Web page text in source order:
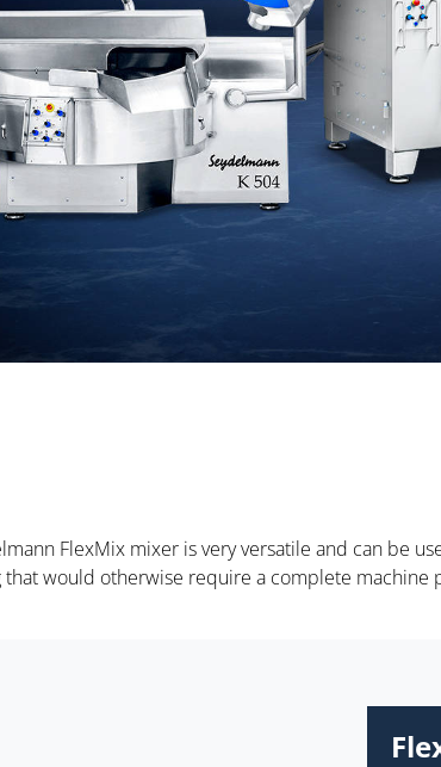
FlexMix mixer is very versatile and can be
that would otherwise require a complete